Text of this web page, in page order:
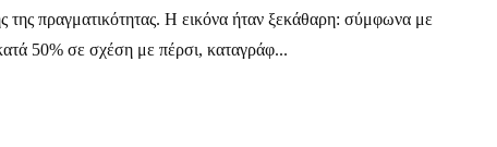
της πραγματικότητας. Η εικόνα ήταν ξεκάθαρη: σύμφωνα με
50% σε σχέση με πέρσι, καταγράφ...